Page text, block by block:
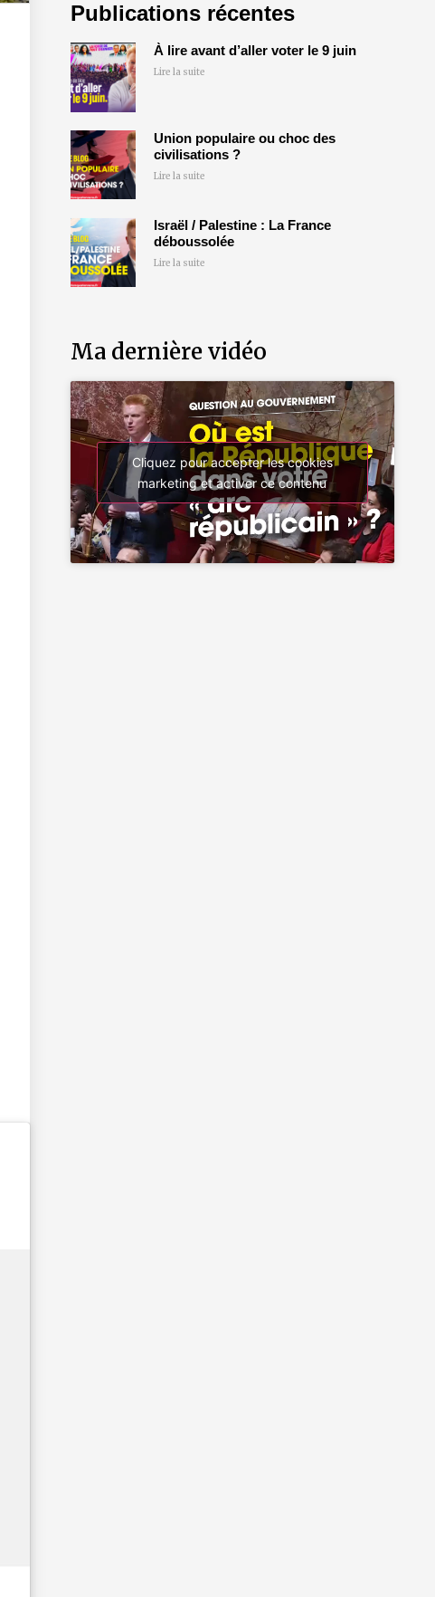
Publications récentes
À lire avant d’aller voter le 9 juin
Lire la suite
Union populaire ou choc des
civilisations ?
Lire la suite
Israël / Palestine : La France
déboussolée
Lire la suite
Ma dernière vidéo
Cliquez pour accepter les cookies
marketing et activer ce contenu